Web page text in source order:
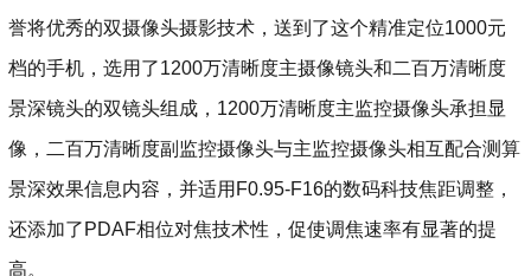
誉将优秀的双摄像头摄影技术，送到了这个精准定位1000元
档的手机，选用了1200万清晰度主摄像镜头和二百万清晰度
景深镜头的双镜头组成，1200万清晰度主监控摄像头承担显
像，二百万清晰度副监控摄像头与主监控摄像头相互配合测算
景深效果信息内容，并适用F0.95-F16的数码科技焦距调整，
还添加了PDAF相位对焦技术性，促使调焦速率有显著的提
高。